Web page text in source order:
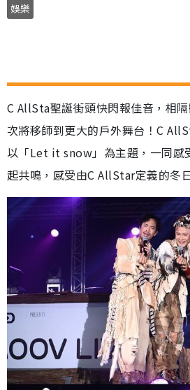
娛樂
C AllSta聖誕街頭快閃報佳音，相
次將移師到更大的戶外舞台！C
以「Let it snow」為主題，一同感
起共鳴，感受由C AllStar定義的冬